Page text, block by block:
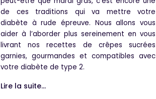
de ces traditions qui va mettre votre
diabète à rude épreuve. Nous allons vous
aider à l’aborder plus sereinement en vous
livrant nos recettes de crêpes sucrées
garnies, gourmandes et compatibles avec
votre diabète de type 2.
Lire la suite...